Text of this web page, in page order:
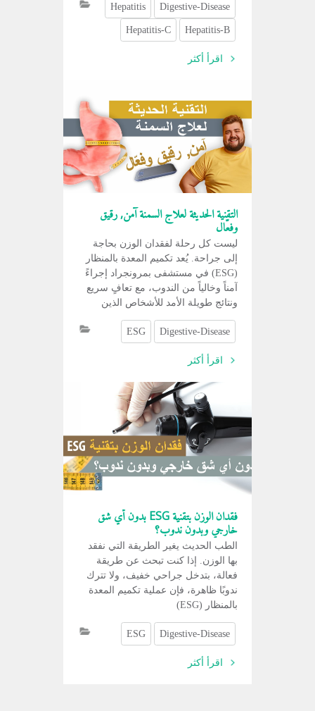
حدوث مضاعفات.
Digestive-Disease
Hepatitis
Hepatitis-B
Hepatitis-C
اقرأ أكثر
التقنية الحديثة لعلاج السمنة آمن, رقيق
وفعّال
ليست كل رحلة لفقدان الوزن بحاجة
إلى جراحة. يُعد تكميم المعدة بالمنظار
(ESG) في مستشفى بمرونجراد إجراءً
آمناً وخالياً من الندوب، مع تعافٍ سريع
ونتائج طويلة الأمد للأشخاص الذين
يعانون من السمنة.
Digestive-Disease
ESG
اقرأ أكثر
فقدان الوزن بتقنية ESG بدون أي شق
خارجي وبدون ندوب؟
الطب الحديث يغير الطريقة التي نفقد
بها الوزن. إذا كنت تبحث عن طريقة
فعالة، بتدخل جراحي خفيف، ولا تترك
ندوبًا ظاهرة، فإن عملية تكميم المعدة
بالمنظار (ESG)
Digestive-Disease
ESG
اقرأ أكثر